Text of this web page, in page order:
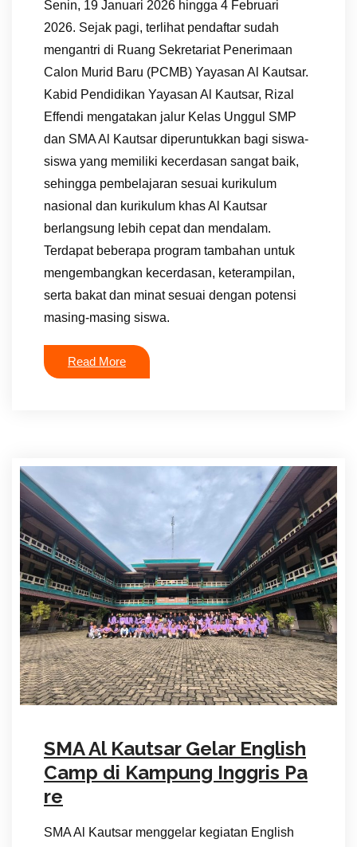
Senin, 19 Januari 2026 hingga 4 Februari
2026. Sejak pagi, terlihat pendaftar sudah
mengantri di Ruang Sekretariat Penerimaan
Calon Murid Baru (PCMB) Yayasan Al Kautsar.
Kabid Pendidikan Yayasan Al Kautsar, Rizal
Effendi mengatakan jalur Kelas Unggul SMP
dan SMA Al Kautsar diperuntukkan bagi siswa-
siswa yang memiliki kecerdasan sangat baik,
sehingga pembelajaran sesuai kurikulum
nasional dan kurikulum khas Al Kautsar
berlangsung lebih cepat dan mendalam.
Terdapat beberapa program tambahan untuk
mengembangkan kecerdasan, keterampilan,
serta bakat dan minat sesuai dengan potensi
masing-masing siswa.
Read More
SMA Al Kautsar Gelar English
Camp di Kampung Inggris Pa
re
SMA Al Kautsar menggelar kegiatan English